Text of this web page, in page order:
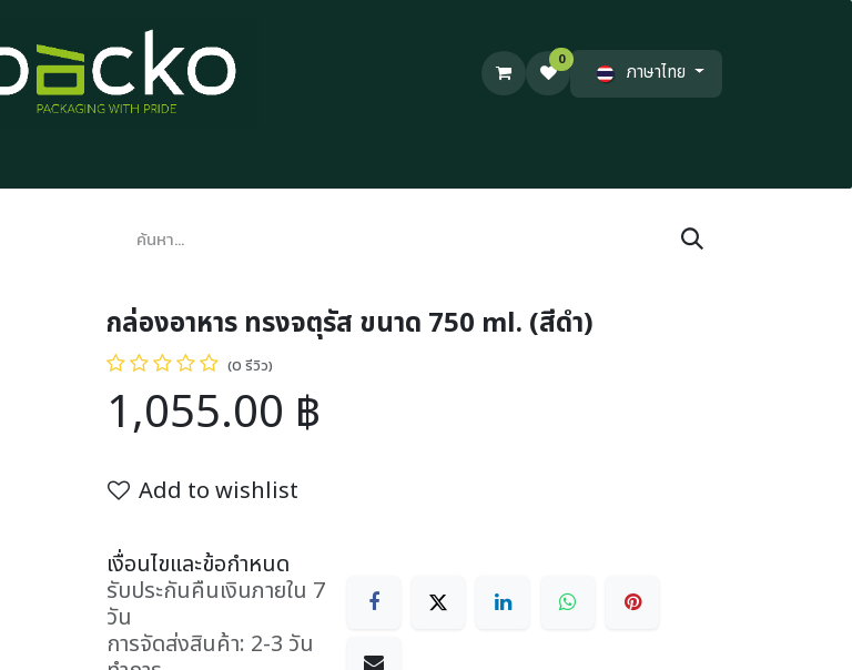
0
ภาษาไทย
กล่องอาหาร ทรงจตุรัส ขนาด 750 ml. (สีดำ)
(0 รีวิว)
1,055.00 ฿
Add to wishlist
เงื่อนไขและข้อกำหนด
รับประกันคืนเงินภายใน 7
วัน
การจัดส่งสินค้า: 2-3 วัน